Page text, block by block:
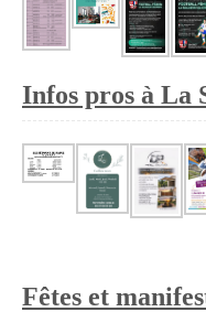
Infos pros à La
Fêtes et